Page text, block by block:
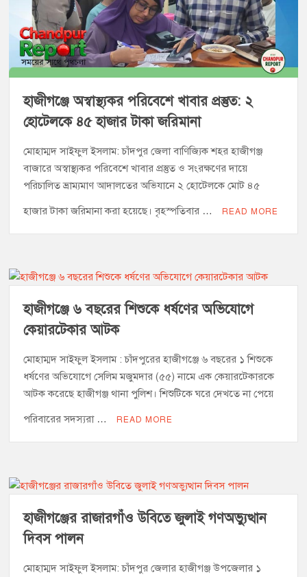
‘জনগণের ভোটে নির্বাচিত হয়ে ফরিদগঞ্জের উন্নয়নে কাজ করছি’ :
আলহাজ্ব এমএ হান্নান এমপি
নৌ পুলিশ ফাঁড়ির নাকের ডগায় কারেন্ট জালের দাপট, মতলবে প্রকাশ্যে
নিষিদ্ধ জাল মেরামত ও মাছ শিকার
‘জনগণের হাতে রাষ্ট্রের মালিকানা ফিরিয়ে দিতে বিএনপি সরকার
মতলব উত্তরে সোনালী লাইফ ইন্সুইরেন্স কোম্পানী লিমিটেডের মরণোত্তর
চেক বিতরণ
শহীদকে স্মরণ
হাজীগঞ্জের যুবধারা সমবায় ক্ষুদ্রঋণ পুনরায় চালু করে মানুষের আমানতের
টাকা পরিশোধ করা হবে
হাজীগঞ্জে অস্বাস্থ্যকর পরিবেশে খাবার প্রস্তুত: ২
হোটেলকে ৪৫ হাজার টাকা জরিমানা
মোহাম্মদ সাইফুল ইসলাম: চাঁদপুর জেলা বাণিজ্যিক শহর হাজীগঞ্জ
বাজারে অস্বাস্থ্যকর পরিবেশে খাবার প্রস্তুত ও সংরক্ষণের দায়ে
পরিচালিত ভ্রাম্যমাণ আদালতের অভিযানে ২ হোটেলকে মোট ৪৫
হাজার টাকা জরিমানা করা হয়েছে। বৃহস্পতিবার … READ MORE
হাজীগঞ্জে ৬ বছরের শিশুকে ধর্ষণের অভিযোগে
কেয়ারটেকার আটক
মোহাম্মদ সাইফুল ইসলাম : চাঁদপুরের হাজীগঞ্জে ৬ বছরের ১ শিশুকে
ধর্ষণের অভিযোগে সেলিম মজুমদার (৫৫) নামে এক কেয়ারটেকারকে
আটক করেছে হাজীগঞ্জ থানা পুলিশ। শিশুটিকে ঘরে দেখতে না পেয়ে
পরিবারের সদস্যরা … READ MORE
হাজীগঞ্জের রাজারগাঁও উবিতে জুলাই গণঅভ্যুত্থান
দিবস পালন
মোহাম্মদ সাইফুল ইসলাম: চাঁদপুর জেলার হাজীগঞ্জ উপজেলার ১